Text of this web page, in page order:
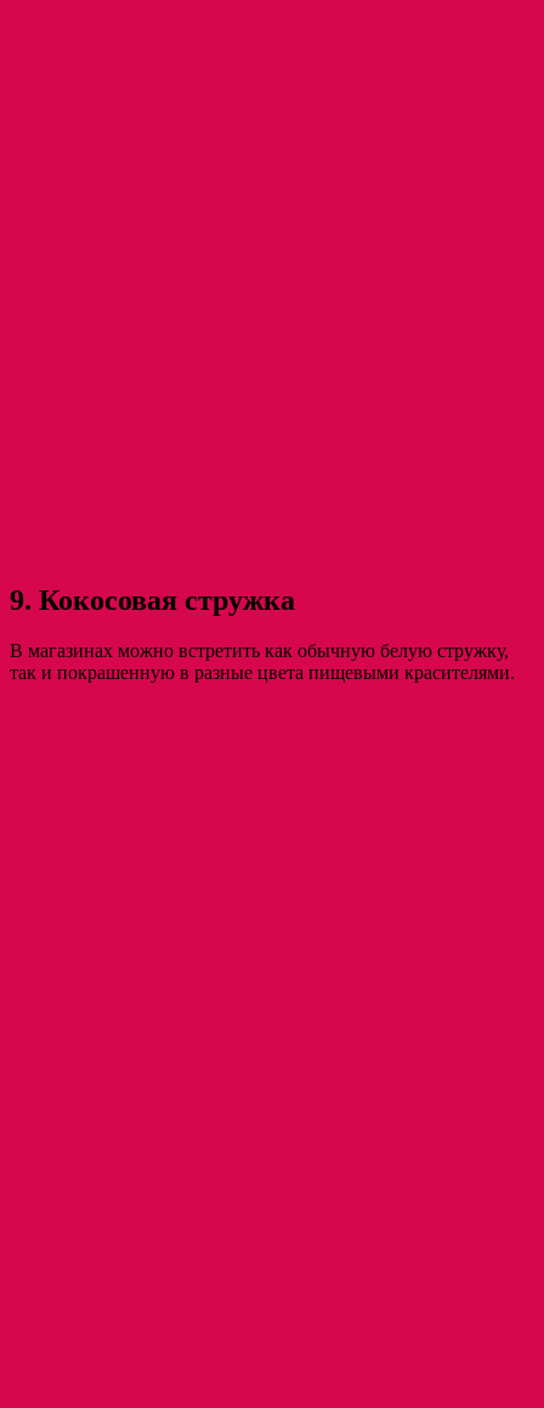
9. Кокосовая стружка
В магазинах можно встретить как обычную белую стружку,
так и покрашенную в разные цвета пищевыми красителями.